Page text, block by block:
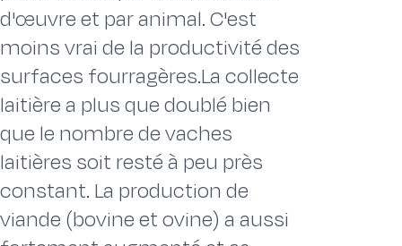
d'œuvre et par animal. C'est
moins vrai de la productivité des
surfaces fourragères.La collecte
laitière a plus que doublé bien
que le nombre de vaches
laitières soit resté à peu près
constant. La production de
viande (bovine et ovine) a aussi